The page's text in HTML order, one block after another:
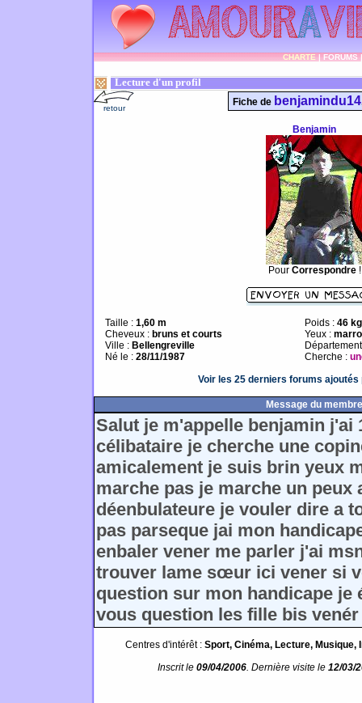
CHARTE|FORUMS
Lecture d'un profil
retour
Fiche de benjamindu14
Benjamin
Pour Correspondre!
Taille : 1,60 m
Cheveux : bruns et courts
Ville : Bellengreville
Né le : 28/11/1987
Poids : 46 kg
Yeux :
Cherche :
Voir les 25 derniers forums ajoutés
Message du membre
Salut je m'appelle benjamin j'ai
célibataire je cherche une
amicalement je suis brin yeux
marche pas je marche un peux
déenbulateure je vouler dire a
pas parseque jai mon
enbaler vener me parler j'ai
trouver lame sœur ici vener si
question sur mon handicape je
vous question les fille bis
Centres d'intérêt : Sport, Cinéma, Lecture, Musique,
Inscrit le 09/04/2006. Dernière visite le 12/03/